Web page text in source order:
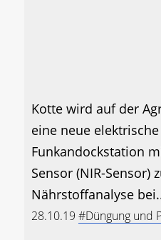
Kotte wird auf der
eine neue
Funkandockstation
Sensor (NIR-Sensor)
Nährstoffanalyse
28.10.19 #Düngung und